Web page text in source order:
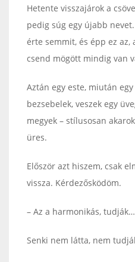
Hetente visszajárok a
pedig súg egy újabb
érte semmit, és épp ez az,
csend mögött mindig van
Aztán egy este, miután
bezsebelek, veszek egy
megyek – stílusosan
üres.
Először azt hiszem, csak
vissza. Kérdezősködöm.
– Az a harmonikás,
Senki nem látta, nem